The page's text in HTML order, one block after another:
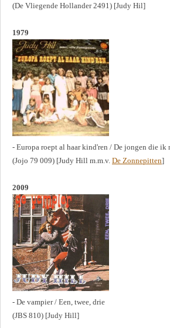
(De Vliegende Hollander 2491) [Judy Hil]
1979
- Europa roept al haar kind'ren / De jongen die ik
(Jojo 79 009) [Judy Hill m.m.v. De Zonnepitten]
2009
- De vampier / Een, twee, drie
(JBS 810) [Judy Hill]